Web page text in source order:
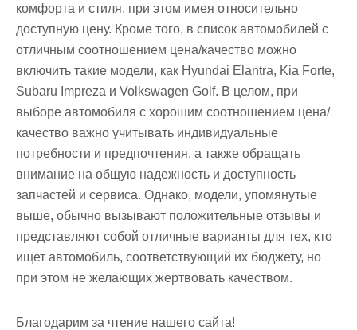
комфорта и стиля, при этом имея относительно
доступную цену. Кроме того, в список автомобилей с
отличным соотношением цена/качество можно
включить такие модели, как Hyundai Elantra, Kia Forte,
Subaru Impreza и Volkswagen Golf. В целом, при
выборе автомобиля с хорошим соотношением цена/
качество важно учитывать индивидуальные
потребности и предпочтения, а также обращать
внимание на общую надежность и доступность
запчастей и сервиса. Однако, модели, упомянутые
выше, обычно вызывают положительные отзывы и
представляют собой отличные варианты для тех, кто
ищет автомобиль, соответствующий их бюджету, но
при этом не желающих жертвовать качеством.
Благодарим за чтение нашего сайта!